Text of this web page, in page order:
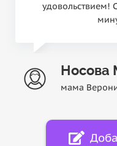
удовольствием!
Носова
мама